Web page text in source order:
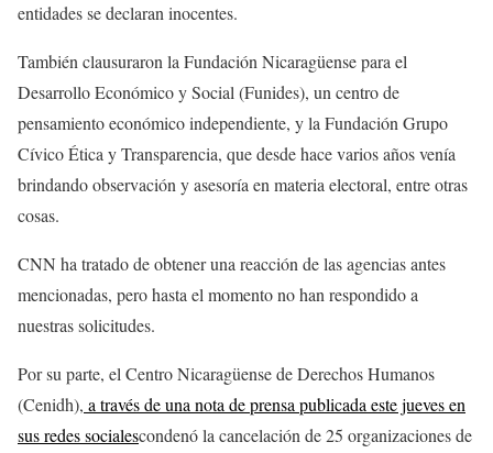
entidades se declaran inocentes.
También clausuraron la Fundación Nicaragüense para el
Desarrollo Económico y Social (Funides), un centro de
pensamiento económico independiente, y la Fundación Grupo
Cívico Ética y Transparencia, que desde hace varios años venía
brindando observación y asesoría en materia electoral, entre otras
cosas.
CNN ha tratado de obtener una reacción de las agencias antes
mencionadas, pero hasta el momento no han respondido a
nuestras solicitudes.
Por su parte, el Centro Nicaragüense de Derechos Humanos
(Cenidh), a través de una nota de prensa publicada este jueves en
sus redes socialescondenó la cancelación de 25 organizaciones de